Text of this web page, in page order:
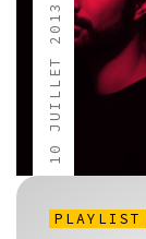
10 JUILLET 2013
PLAYLIST